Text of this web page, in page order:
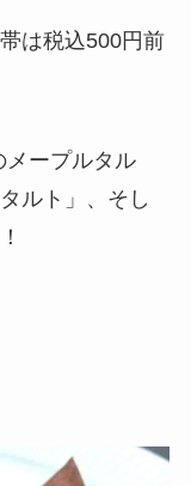
は税込500円前
メープルタル
ルト」、そし